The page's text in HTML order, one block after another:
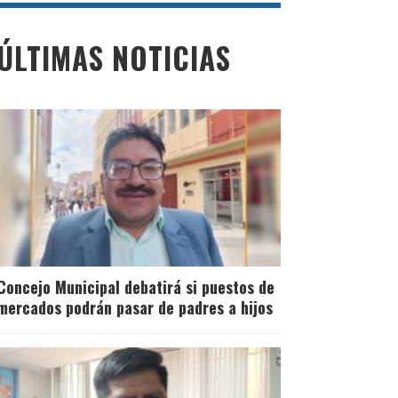
NOTICIAS
Municipal debatirá si puestos de
podrán pasar de padres a hijos